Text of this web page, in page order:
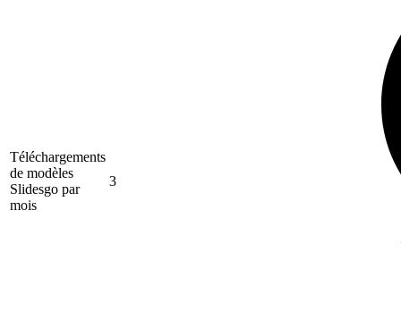
Téléchargements
de modèles
Slidesgo par
mois
3